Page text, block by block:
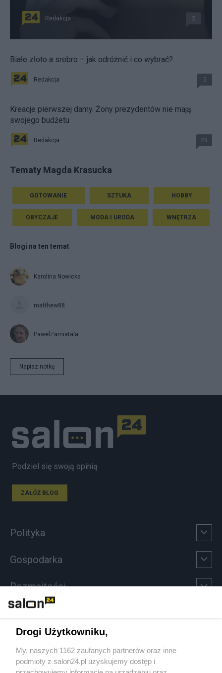
Redakcja 2
Białe złoto a srebro – jak odróżnić i co wybrać?
Redakcja 2
Kreacje pierwszej damy. Żony prezydentów nie mają
swojego budżetu
Redakcja 29
Tematy Magda Krasucka
GOTOWANIE SZTUKA HOBBY
OBYCZAJE MODA I URODA WNĘTRZA
Blogi na ten temat
Karolina Nowicka
matthew88
PawelZamiatala
Napisz notkę
Podziel się swoją opinią
ZAŁÓŻ BLOG
Polityka
Gospodarka
Rozmaitości
Sport
Społeczeństwo
Drogi Użytkowniku,
My, naszych 1162 zaufanych partnerów oraz inne
podmioty z salon24.pl uzyskujemy dostęp i